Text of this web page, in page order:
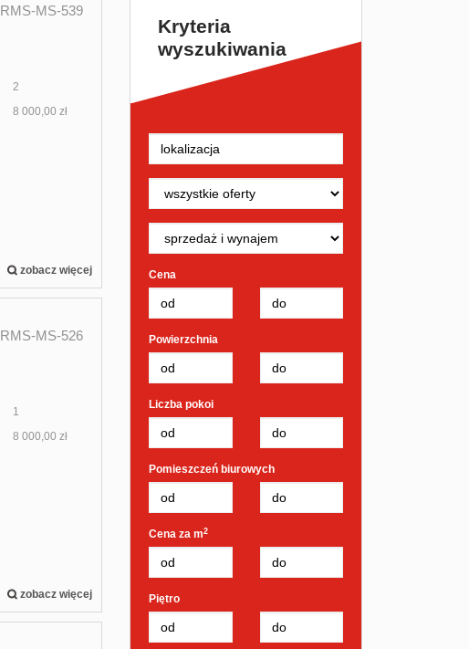
RMS-MS-539
2
8 000,00 zł
zobacz więcej
RMS-MS-526
1
8 000,00 zł
zobacz więcej
Kryteria
wyszukiwania
Cena
Powierzchnia
Liczba pokoi
Pomieszczeń biurowych
Cena za m2
Piętro